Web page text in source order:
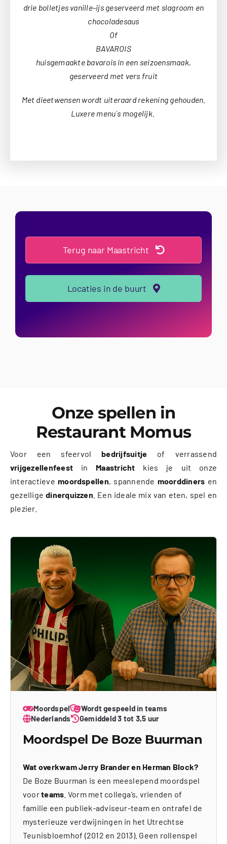
drie bolletjes vanille-ijs geserveerd met slagroom en
chocoladesaus
Of
BAVAROIS
huisgemaakte bavarois in een seizoensmaak,
geserveerd met vers fruit
Met dieetwensen wordt uiteraard rekening gehouden.
Luxere menu´s mogelijk.
Terug naar Maastricht
Locaties in de buurt
Onze spellen in
Restaurant Momus
Voor een sfeervolbedrijfsuitje of verrassend
vrijgezellenfeest in Maastricht kies je uit onze
interactievemoordspellen, spannende moorddiners en
gezelligedinerquizzen . Een ideale mix van eten, spel en
plezier.
Moordspel
Wordt gespeeld in teams
Nederlands
Gemiddeld 3 tot 3,5 uur
Moordspel De Boze Buurman
Wat overkwam Jerry Brander en Herman Block?
De Boze Buurman is een meeslepend moordspel
voorteams . Vorm met collega’s, vrienden of
familie een publiek-adviseur-team en ontrafel de
mysterieuze verdwijningen in het Utrechtse
Teunisbloemhof (2012 en 2013). Geen rollenspel